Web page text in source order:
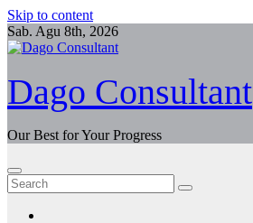
Skip to content
Sab. Agu 8th, 2026
Dago Consultant
Our Best for Your Progress